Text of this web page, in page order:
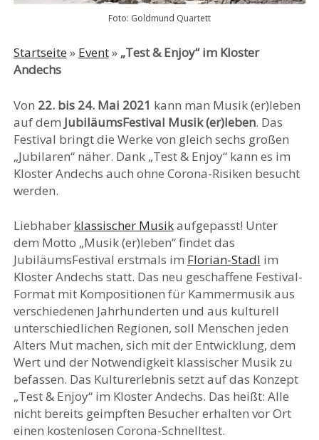
Foto: Goldmund Quartett
Startseite » Event» „Test & Enjoy“ im Kloster
Andechs
Von 22. bis 24. Mai 2021 kann man Musik (er)leben
auf dem JubiläumsFestival Musik (er)leben. Das
Festival bringt die Werke von gleich sechs großen
„Jubilaren“ näher. Dank „Test & Enjoy“ kann es im
Kloster Andechs auch ohne Corona-Risiken besucht
werden.
Liebhaber klassischer Musikaufgepasst! Unter
dem Motto „Musik (er)leben“ findet das
JubiläumsFestival erstmals im Florian-Stadl im
Kloster Andechs statt. Das neu geschaffene Festival-
Format mit Kompositionen für Kammermusik aus
verschiedenen Jahrhunderten und aus kulturell
unterschiedlichen Regionen, soll Menschen jeden
Alters Mut machen, sich mit der Entwicklung, dem
Wert und der Notwendigkeit klassischer Musik zu
befassen. Das Kulturerlebnis setzt auf das Konzept
„Test & Enjoy“ im Kloster Andechs. Das heißt: Alle
nicht bereits geimpften Besucher erhalten vor Ort
einen kostenlosen Corona-Schnelltest.